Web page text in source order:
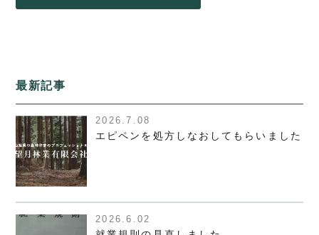
最新記事
2026.7.08
エピペンを処方しなおしてもらいました
2026.6.02